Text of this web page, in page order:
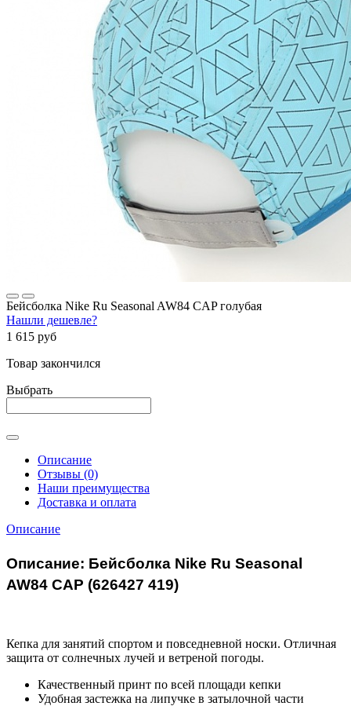
Бейсболка Nike Ru Seasonal AW84 CAP голубая
Нашли дешевле?
1 615 руб
Товар закончился
Выбрать
Описание
Отзывы (0)
Наши преимущества
Доставка и оплата
Описание
Описание: Бейсболка Nike Ru Seasonal
AW84 CAP (626427 419)
Кепка для занятий спортом и повседневной носки. Отличная
защита от солнечных лучей и ветреной погоды.
Качественный принт по всей площади кепки
Удобная застежка на липучке в затылочной части